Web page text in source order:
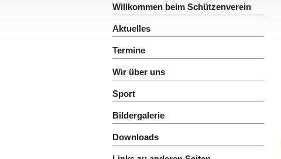
Willkommen beim Schützenverein
Aktuelles
Termine
Wir über uns
Sport
Bildergalerie
Downloads